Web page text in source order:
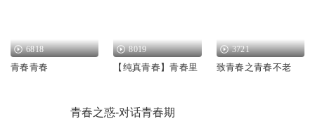
6818
青春青春
8019
【纯真青春】青春里
3721
致青春之青春不老
青春之惑-对话青春期